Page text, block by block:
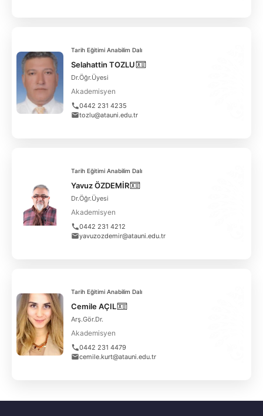
Tarih Eğitimi Anabilim Dalı
Selahattin TOZLU
Dr.Öğr.Üyesi
Akademisyen
0442 231 4235
tozlu@atauni.edu.tr
Tarih Eğitimi Anabilim Dalı
Yavuz ÖZDEMİR
Dr.Öğr.Üyesi
Akademisyen
0442 231 4212
yavuzozdemir@atauni.edu.tr
Tarih Eğitimi Anabilim Dalı
Cemile AÇIL
Arş.Gör.Dr.
Akademisyen
0442 231 4479
cemile.kurt@atauni.edu.tr